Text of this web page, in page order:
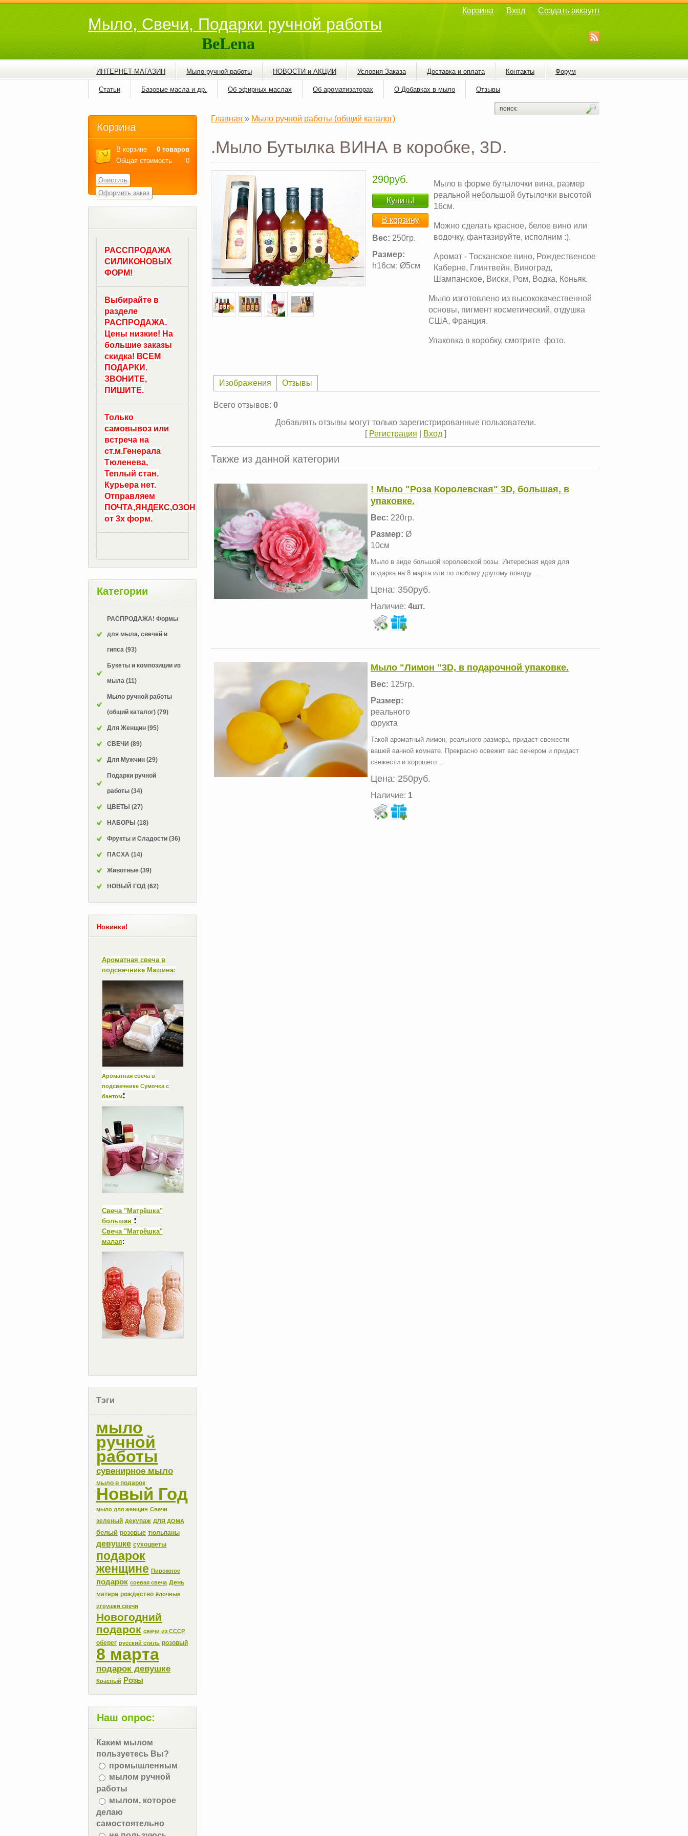
Мыло, Свечи, Подарки ручной работы
BeLena
Корзина Вход Создать аккаунт
ИНТЕРНЕТ-МАГАЗИН Мыло ручной работы НОВОСТИ и АКЦИИ Условия Заказа Доставка и оплата Контакты Форум
Статьи Базовые масла и др. Об эфирных маслах Об ароматизаторах О Добавках в мыло Отзывы
Главная » Мыло ручной работы (общий каталог)
.Мыло Бутылка ВИНА в коробке, 3D.
290руб.
Купить!
В корзину
Вес: 250гр.
Размер:
h16см; Ø5см
Мыло в форме бутылочки вина, размер
реальной небольшой бутылочки высотой
16см.
Можно сделать красное, белое вино или
водочку, фантазируйте, исполним :).
Аромат - Тосканское вино, Рождественсое
Каберне, Глинтвейн, Виноград,
Шампанское, Виски, Ром, Водка, Коньяк.
Мыло изготовлено из высококачественной
основы, пигмент косметический, отдушка
США, Франция.
Упаковка в коробку, смотрите фото.
Изображения Отзывы
Всего отзывов: 0
Добавлять отзывы могут только зарегистрированные пользователи.
[ Регистрация Вход ]
Также из данной категории
! Мыло "Роза Королевская" 3D, большая, в
упаковке.
Вес: 220гр.
Размер: Ø
10см
Мыло в виде большой королевской розы. Интересная идея для
подарка на 8 марта или по любому другому поводу....
Цена: 350руб.
Наличие: 4шт.
Мыло "Лимон "3D, в подарочной упаковке.
Вес: 125гр.
Размер:
реального
фрукта
Такой ароматный лимон, реального размера, придаст свежести
вашей ванной комнате. Прекрасно освежит вас вечером и придаст
свежести и хорошего ...
Цена: 250руб.
Наличие: 1
Корзина
В корзине
0 товаров
Общая стоимость
0
Очистить
Оформить заказ
РАССПРОДАЖА
СИЛИКОНОВЫХ
ФОРМ!
Выбирайте в
разделе
РАСПРОДАЖА.
Цены низкие! На
большие заказы
скидка! ВСЕМ
ПОДАРКИ.
ЗВОНИТЕ,
ПИШИТЕ.
Только
самовывоз или
встреча на
ст.м.Генерала
Тюленева,
Теплый стан.
Курьера нет.
Отправляем
ПОЧТА,ЯНДЕКС,ОЗОН
от 3х форм.
Категории
РАСПРОДАЖА! Формы
для мыла, свечей и
гипса (93)
Букеты и композиции из
мыла (11)
Мыло ручной работы
(общий каталог) (79)
Для Женщин (95)
СВЕЧИ (89)
Для Мужчин (29)
Подарки ручной
работы (34)
ЦВЕТЫ (27)
НАБОРЫ (18)
Фрукты и Сладости (36)
ПАСХА (14)
Животные (39)
НОВЫЙ ГОД (62)
Новинки!
Ароматная свеча в
подсвечнике Машина:
Ароматная свеча в
подсвечнике Сумочка с
бантом:
Свеча "Матрёшка"
большая :
Свеча "Матрёшка"
малая:
Тэги
мыло
ручной
работы
сувенирное мыло
мыло в подарок
Новый Год
мыло для женщин Свечи
зеленый декупаж ДЛЯ ДОМА
белый розовые тюльпаны
девушке сухоцветы
подарок
женщине Пирожное
подарок соевая свеча День
матери рождество ёлочные
игрушки свечи
Новогодний
подарок свечи из СССР
оберег русский стиль розовый
8 марта
подарок девушке
Красный Розы
Наш опрос:
Каким мылом
пользуетесь Вы?
промышленным
мылом ручной
работы
мылом, которое
делаю
самостоятельно